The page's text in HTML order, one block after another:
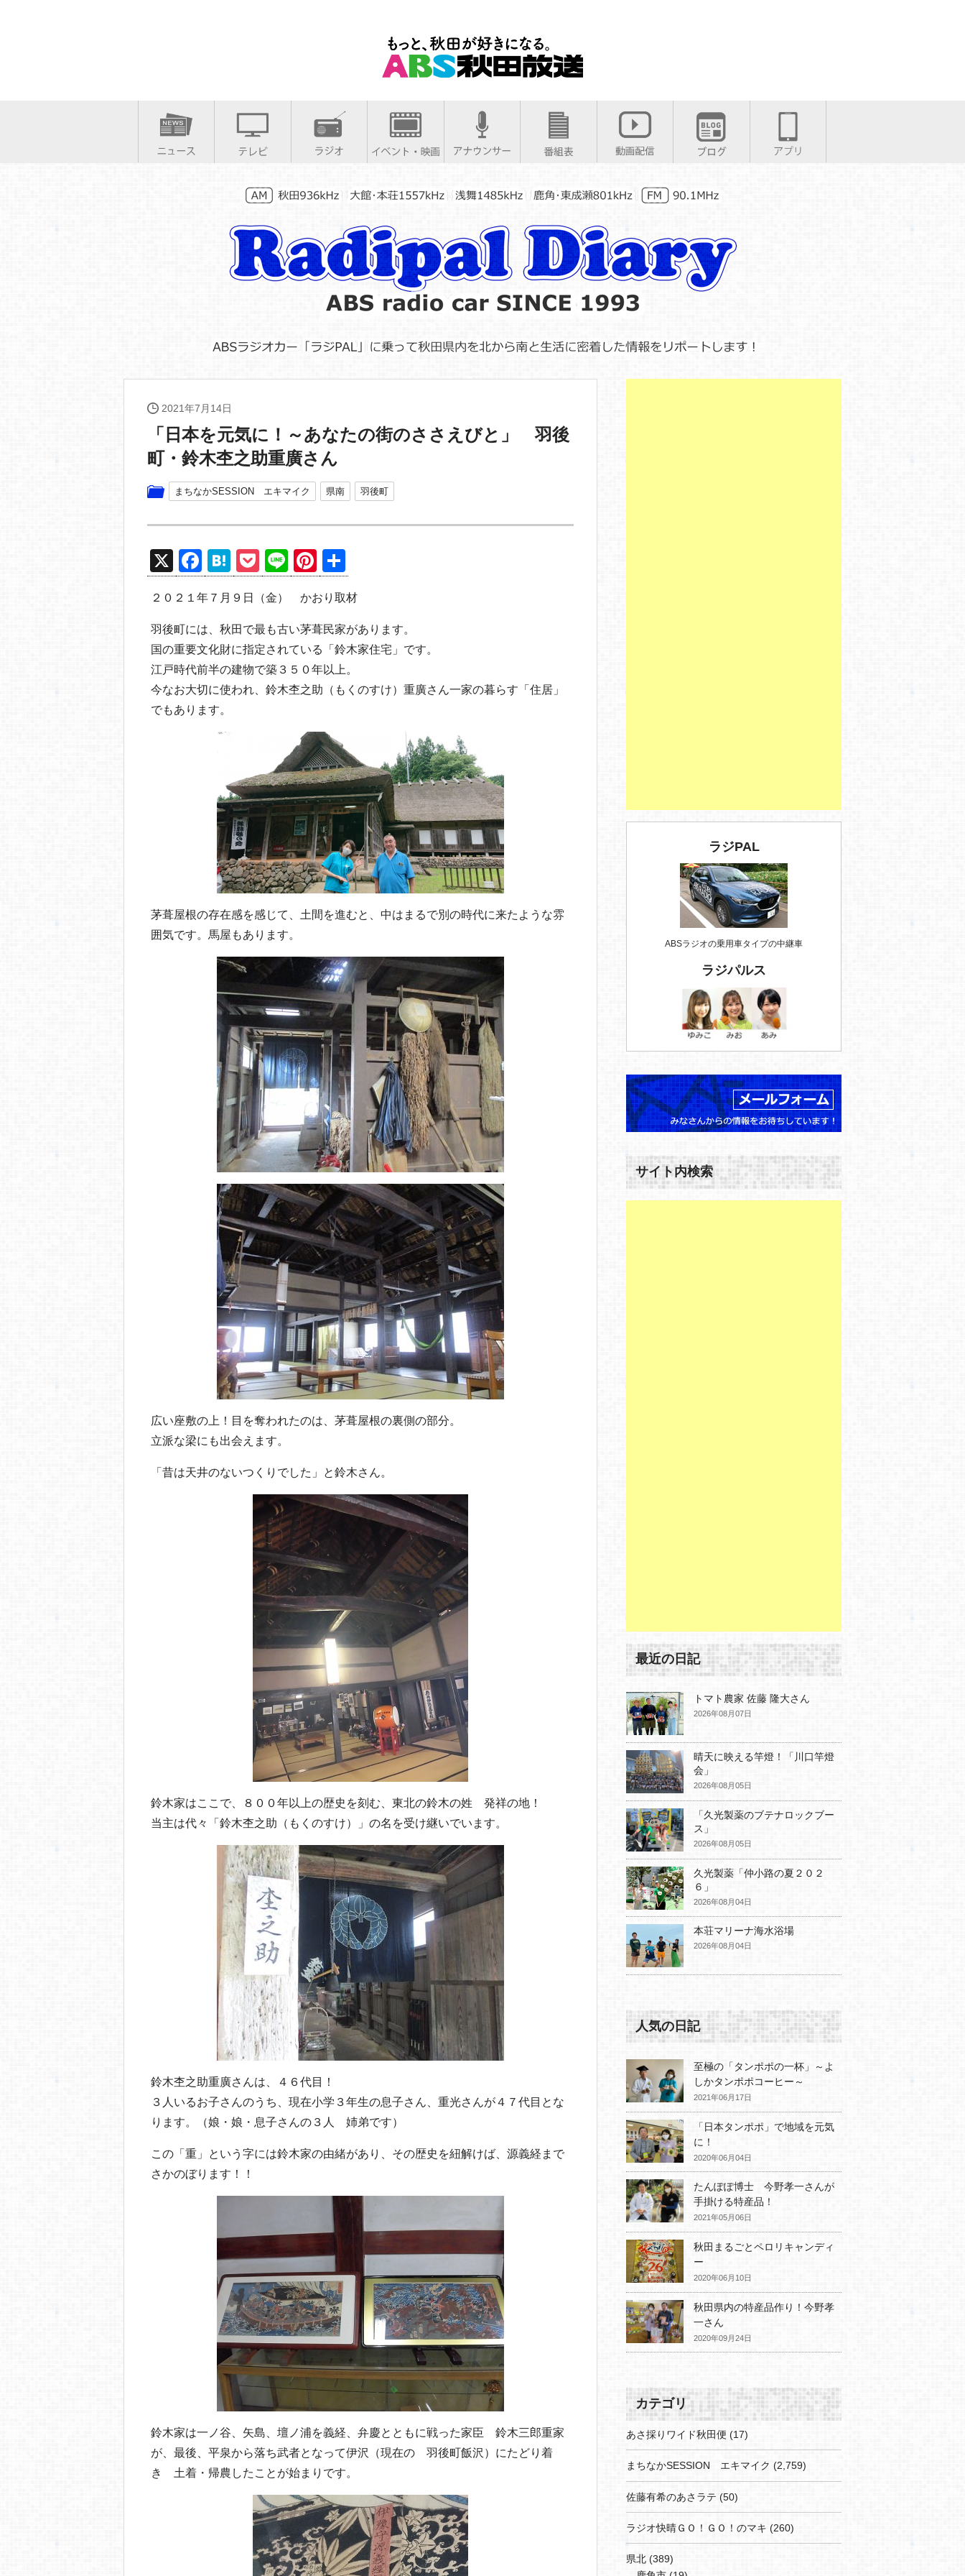
2021年7月14日
「日本を元気に！～あなたの街のささえびと」 羽後
町・鈴木杢之助重廣さん
まちなかSESSION エキマイク 県南 羽後町
X
F
a
c
e
b
o
o
k
H
at
e
n
a
P
o
ck
et
Li
n
e
Pi
nt
er
e
st
有
２０２１年７月９日（金） かおり取材
羽後町には、秋田で最も古い茅葺民家があります。
国の重要文化財に指定されている「鈴木家住宅」です。
江戸時代前半の建物で築３５０年以上。
今なお大切に使われ、鈴木杢之助（もくのすけ）重廣さん一家の暮らす「住居」
でもあります。
茅葺屋根の存在感を感じて、土間を進むと、中はまるで別の時代に来たような雰
囲気です。馬屋もあります。
広い座敷の上！目を奪われたのは、茅葺屋根の裏側の部分。
立派な梁にも出会えます。
「昔は天井のないつくりでした」と鈴木さん。
鈴木家はここで、８００年以上の歴史を刻む、東北の鈴木の姓 発祥の地！
当主は代々「鈴木杢之助（もくのすけ）」の名を受け継いでいます。
鈴木杢之助重廣さんは、４６代目！
３人いるお子さんのうち、現在小学３年生の息子さん、重光さんが４７代目とな
ります。（娘・娘・息子さんの３人 姉弟です）
この「重」という字には鈴木家の由緒があり、その歴史を紐解けば、源義経まで
さかのぼります！！
鈴木家は一ノ谷、矢島、壇ノ浦を義経、弁慶とともに戦った家臣 鈴木三郎重家
が、最後、平泉から落ち武者となって伊沢（現在の 羽後町飯沢）にたどり着
き 土着・帰農したことが始まりです。
ラジPAL
ABSラジオの乗用車タイプの中継車
ラジパルス
サイト内検索
最近の日記
トマト農家 佐藤 隆大さん
2026年08月07日
晴天に映える竿燈！「川口竿燈
会」
2026年08月05日
「久光製薬のブテナロックブー
ス」
2026年08月05日
久光製薬「仲小路の夏２０２
６」
2026年08月04日
本荘マリーナ海水浴場
2026年08月04日
人気の日記
至極の「タンポポの一杯」～よ
しかタンポポコーヒー～
2021年06月17日
「日本タンポポ」で地域を元気
に！
2020年06月04日
たんぽぽ博士 今野孝一さんが
手掛ける特産品！
2021年05月06日
秋田まるごとペロリキャンディ
ー
2020年06月10日
秋田県内の特産品作り！今野孝
一さん
2020年09月24日
カテゴリ
あさ採りワイド秋田便 (17)
まちなかSESSION エキマイク (2,759)
佐藤有希のあさラテ (50)
ラジオ快晴ＧＯ！ＧＯ！のマキ (260)
県北 (389)